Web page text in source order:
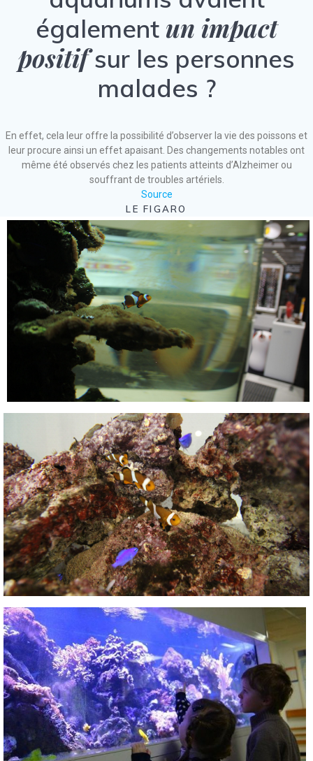
également un impact
positifsur les personnes
malades ?
En effet, cela leur offre la possibilité d’observer la vie des poissons et
leur procure ainsi un effet apaisant. Des changements notables ont
même été observés chez les patients atteints d’Alzheimer ou
souffrant de troubles artériels.
Source
LE FIGARO